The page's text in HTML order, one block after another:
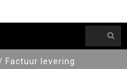
Factuur levering